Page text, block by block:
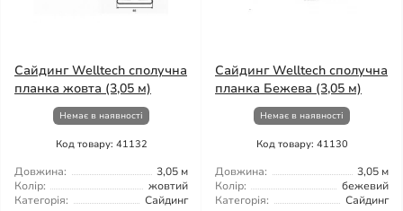
Сайдинг Welltech сполучна
планка жовта (3,05 м)
Немає в наявності
Код товару: 41132
Довжина:
3,05 м
Колір:
жовтий
Категорія:
Сайдинг
Сайдинг Welltech сполучна
планка Бежева (3,05 м)
Немає в наявності
Код товару: 41130
Довжина:
3,05 м
Колір:
бежевий
Категорія:
Сайдинг